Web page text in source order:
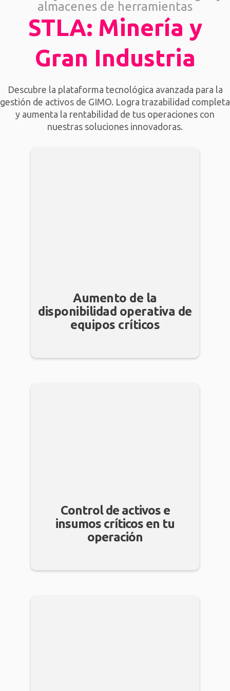
almacenes de herramientas
STLA: Minería y
Gran Industria
Descubre la plataforma tecnológica avanzada para la
gestión de activos de GIMO. Logra trazabilidad completa
y aumenta la rentabilidad de tus operaciones con
nuestras soluciones innovadoras.
Aumento de la
disponibilidad operativa de
equipos críticos
Control de activos e
insumos críticos en tu
operación